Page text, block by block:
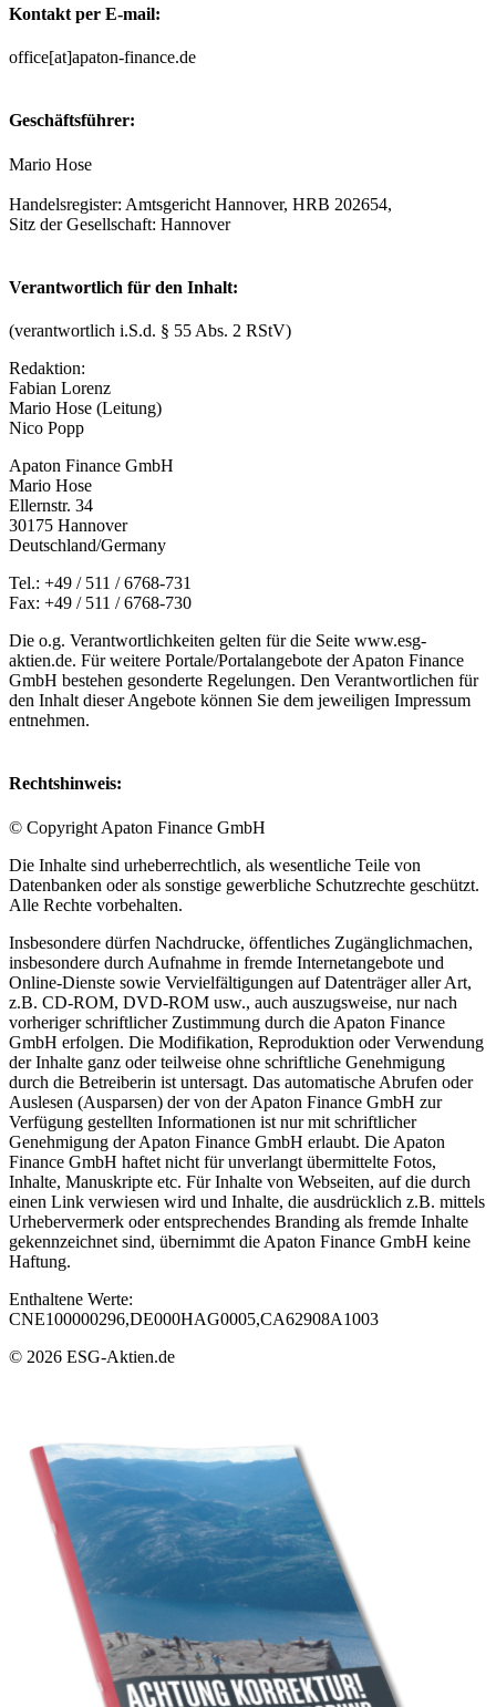
Kontakt per E-mail:
office[at]apaton-finance.de
Geschäftsführer:
Mario Hose
Handelsregister: Amtsgericht Hannover, HRB 202654,
Sitz der Gesellschaft: Hannover
Verantwortlich für den Inhalt:
(verantwortlich i.S.d. § 55 Abs. 2 RStV)
Redaktion:
Fabian Lorenz
Mario Hose (Leitung)
Nico Popp
Apaton Finance GmbH
Mario Hose
Ellernstr. 34
30175 Hannover
Deutschland/Germany
Tel.: +49 / 511 / 6768-731
Fax: +49 / 511 / 6768-730
Die o.g. Verantwortlichkeiten gelten für die Seite www.esg-
aktien.de. Für weitere Portale/Portalangebote der Apaton Finance
GmbH bestehen gesonderte Regelungen. Den Verantwortlichen für
den Inhalt dieser Angebote können Sie dem jeweiligen Impressum
entnehmen.
Rechtshinweis:
© Copyright Apaton Finance GmbH
Die Inhalte sind urheberrechtlich, als wesentliche Teile von
Datenbanken oder als sonstige gewerbliche Schutzrechte geschützt.
Alle Rechte vorbehalten.
Insbesondere dürfen Nachdrucke, öffentliches Zugänglichmachen,
insbesondere durch Aufnahme in fremde Internetangebote und
Online-Dienste sowie Vervielfältigungen auf Datenträger aller Art,
z.B. CD-ROM, DVD-ROM usw., auch auszugsweise, nur nach
vorheriger schriftlicher Zustimmung durch die Apaton Finance
GmbH erfolgen. Die Modifikation, Reproduktion oder Verwendung
der Inhalte ganz oder teilweise ohne schriftliche Genehmigung
durch die Betreiberin ist untersagt. Das automatische Abrufen oder
Auslesen (Ausparsen) der von der Apaton Finance GmbH zur
Verfügung gestellten Informationen ist nur mit schriftlicher
Genehmigung der Apaton Finance GmbH erlaubt. Die Apaton
Finance GmbH haftet nicht für unverlangt übermittelte Fotos,
Inhalte, Manuskripte etc. Für Inhalte von Webseiten, auf die durch
einen Link verwiesen wird und Inhalte, die ausdrücklich z.B. mittels
Urhebervermerk oder entsprechendes Branding als fremde Inhalte
gekennzeichnet sind, übernimmt die Apaton Finance GmbH keine
Haftung.
Enthaltene Werte:
CNE100000296,DE000HAG0005,CA62908A1003
© 2026 ESG-Aktien.de